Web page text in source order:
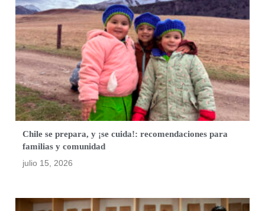
Chile se prepara, y ¡se cuida!: recomendaciones para
familias y comunidad
julio 15, 2026